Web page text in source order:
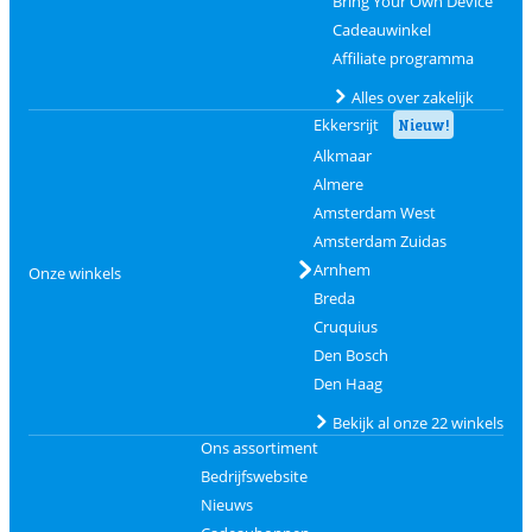
Cadeauwinkel
Affiliate programma
Alles over zakelijk
Onze winkels
Ekkersrijt Nieuw!
Alkmaar
Almere
Amsterdam West
Amsterdam Zuidas
Arnhem
Breda
Cruquius
Den Bosch
Den Haag
Bekijk al onze 22 winkels
Ons assortiment
Bedrijfswebsite
Nieuws